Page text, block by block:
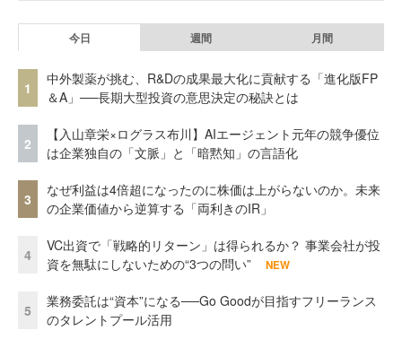
今日 週間 月間
1
中外製薬が挑む、R&Dの成果最大化に貢献する「進化版FP
＆A」──長期大型投資の意思決定の秘訣とは
2
【入山章栄×ログラス布川】AIエージェント元年の競争優位
は企業独自の「文脈」と「暗黙知」の言語化
3
なぜ利益は4倍超になったのに株価は上がらないのか。未来
の企業価値から逆算する「両利きのIR」
4
VC出資で「戦略的リターン」は得られるか？ 事業会社が投
資を無駄にしないための“3つの問い”
NEW
5
業務委託は“資本”になる──Go Goodが目指すフリーランス
のタレントプール活用